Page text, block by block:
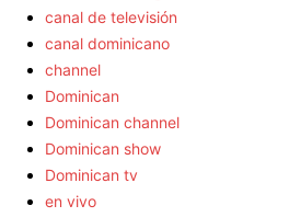
canal de televisión
canal dominicano
channel
Dominican
Dominican channel
Dominican show
Dominican tv
en vivo